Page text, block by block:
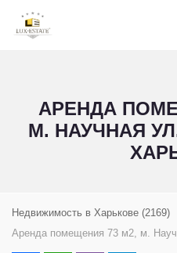
АРЕНДА
М. НАУЧНАЯ
Недвижимость в Харькове (2169)
Аренда помещения 73 м2, м.